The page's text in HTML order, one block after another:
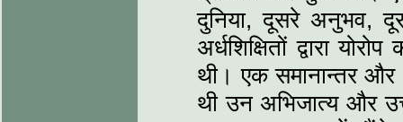
दुनिया, दूसरे अनुभव,
अर्धशिक्षितों द्वारा
थी। एक समानान्तर
थी उन अभिजात्य और